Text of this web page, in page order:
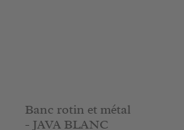
Banc rotin et métal
- JAVA BLANC